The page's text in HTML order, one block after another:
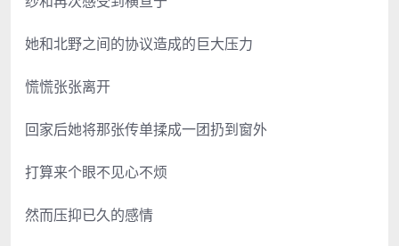
她和北野之间的协议造成的巨大压力
慌慌张张离开
回家后她将那张传单揉成一团扔到窗外
打算来个眼不见心不烦
然而压抑已久的感情